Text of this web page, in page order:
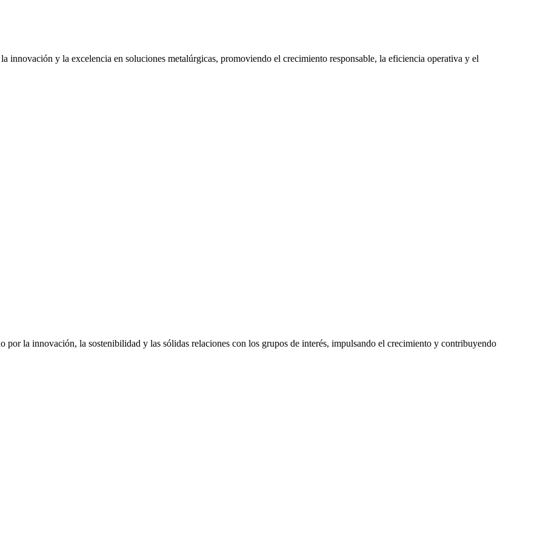
innovación y la excelencia en soluciones metalúrgicas, promoviendo el crecimiento responsable, la eficiencia operativa y el
por la innovación, la sostenibilidad y las sólidas relaciones con los grupos de interés, impulsando el crecimiento y contribuyendo